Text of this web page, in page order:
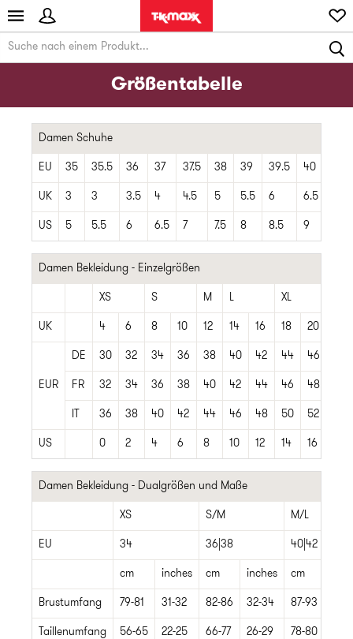
Größentabelle
Damen Schuhe
EU 35 35.5 36 37 37.5 38 39 39.5 40
UK 3 3 3.5 4 4.5 5 5.5 6 6.5
US 5 5.5 6 6.5 7 7.5 8 8.5 9
Damen Bekleidung - Einzelgrößen
XS S M L XL
UK 4 6 8 10 12 14 16 18 20
EUR
DE 30 32 34 36 38 40 42 44 46
FR 32 34 36 38 40 42 44 46 48
IT 36 38 40 42 44 46 48 50 52
US 0 2 4 6 8 10 12 14 16
Damen Bekleidung - Dualgrößen und Maße
XS S/M M/L
EU 34 36|38 40|42
cm inches cm inches cm
Brustumfang 79-81 31-32 82-86 32-34 87-93
Taillenumfang 56-65 22-25 66-77 26-29 78-80